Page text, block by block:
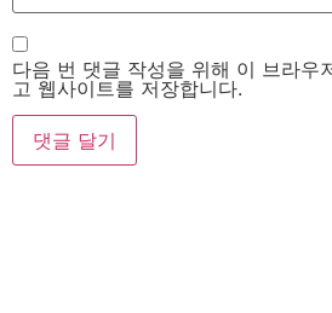
다음 번 댓글 작성을 위해 이 브라우
고 웹사이트를 저장합니다.